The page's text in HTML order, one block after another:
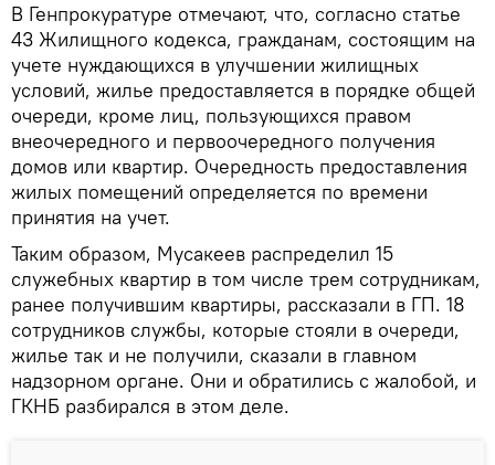
В Генпрокуратуре отмечают, что, согласно статье
43 Жилищного кодекса, гражданам, состоящим на
учете нуждающихся в улучшении жилищных
условий, жилье предоставляется в порядке общей
очереди, кроме лиц, пользующихся правом
внеочередного и первоочередного получения
домов или квартир. Очередность предоставления
жилых помещений определяется по времени
принятия на учет.
Таким образом, Мусакеев распределил 15
служебных квартир в том числе трем сотрудникам,
ранее получившим квартиры, рассказали в ГП. 18
сотрудников службы, которые стояли в очереди,
жилье так и не получили, сказали в главном
надзорном органе. Они и обратились с жалобой, и
ГКНБ разбирался в этом деле.